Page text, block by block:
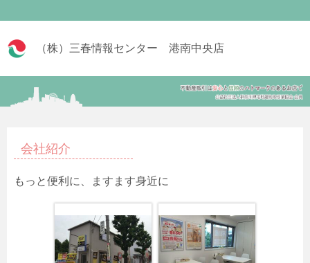
（株）三春情報センター 港南中央店
会社紹介
もっと便利に、ますます身近に